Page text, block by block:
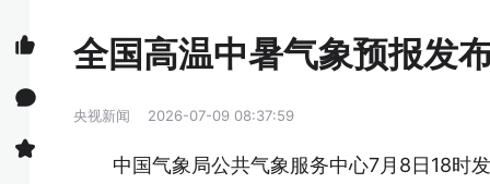
全国高温中暑气象预报发
央视新闻 2026-07-09 08:37:59
中国气象局公共气象服务中心7月8日18时